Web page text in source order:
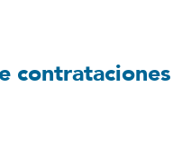
contrataciones